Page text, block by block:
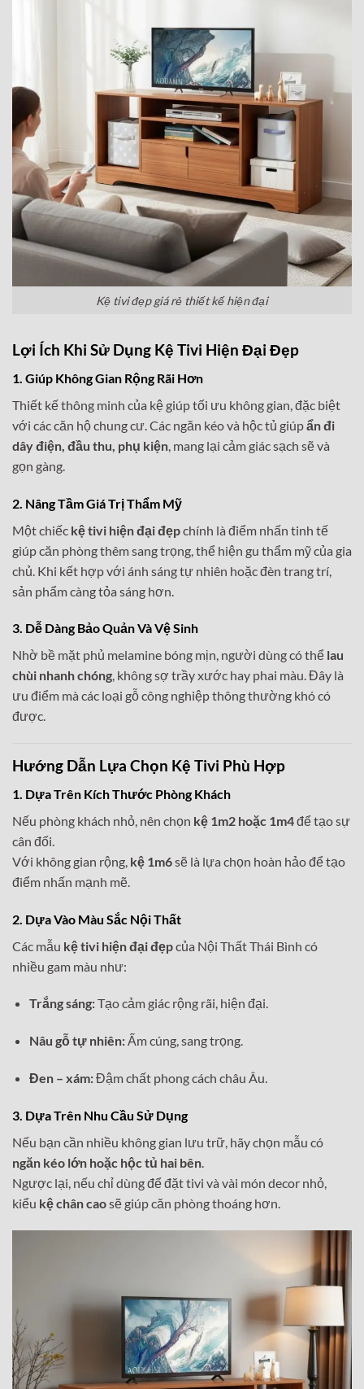
Kệ tivi đẹp giá rẻ thiết kế hiện đại
Lợi Ích Khi Sử Dụng Kệ Tivi Hiện Đại Đẹp
1. Giúp Không Gian Rộng Rãi Hơn
Thiết kế thông minh của kệ giúp tối ưu không gian, đặc biệt
với các căn hộ chung cư. Các ngăn kéo và hộc tủ giúpẩn đi
dây điện, đầu thu, phụ kiện, mang lại cảm giác sạch sẽ và
gọn gàng.
2. Nâng Tầm Giá Trị Thẩm Mỹ
Một chiếc kệ tivi hiện đại đẹpchính là điểm nhấn tinh tế
giúp căn phòng thêm sang trọng, thể hiện gu thẩm mỹ của gia
chủ. Khi kết hợp với ánh sáng tự nhiên hoặc đèn trang trí,
sản phẩm càng tỏa sáng hơn.
3. Dễ Dàng Bảo Quản Và Vệ Sinh
Nhờ bề mặt phủ melamine bóng mịn, người dùng có thể lau
chùi nhanh chóng, không sợ trầy xước hay phai màu. Đây là
ưu điểm mà các loại gỗ công nghiệp thông thường khó có
được.
Hướng Dẫn Lựa Chọn Kệ Tivi Phù Hợp
1. Dựa Trên Kích Thước Phòng Khách
Nếu phòng khách nhỏ, nên chọn kệ 1m2 hoặc 1m4để tạo sự
cân đối.
Với không gian rộng, kệ 1m6sẽ là lựa chọn hoàn hảo để tạo
điểm nhấn mạnh mẽ.
2. Dựa Vào Màu Sắc Nội Thất
Các mẫu kệ tivi hiện đại đẹpcủa Nội Thất Thái Bình có
nhiều gam màu như:
Trắng sáng:Tạo cảm giác rộng rãi, hiện đại.
Nâu gỗ tự nhiên:Ấm cúng, sang trọng.
Đen – xám:Đậm chất phong cách châu Âu.
3. Dựa Trên Nhu Cầu Sử Dụng
Nếu bạn cần nhiều không gian lưu trữ, hãy chọn mẫu có
ngăn kéo lớn hoặc hộc tủ hai bên.
Ngược lại, nếu chỉ dùng để đặt tivi và vài món decor nhỏ,
kiểu kệ chân caosẽ giúp căn phòng thoáng hơn.